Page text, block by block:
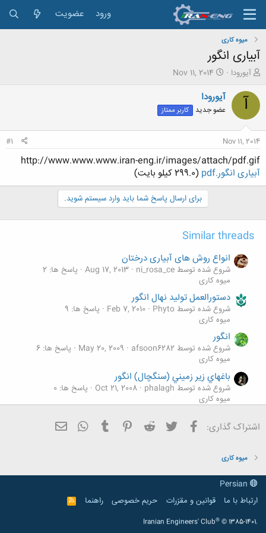
ورود عضویت
میوه کاری
آبیاری انگور
ش
و
ع
ک
ه
م
و
ض
آیورودا
ت
ر
ی
خ
ع
Nov 11, 2014
آ آیورودا
عضو جدید کاربر ممتاز
Nov 11, 2014
#1
http://www.www.www.iran-eng.ir/images/attach/pdf.gif
آبیاری انگور.pdf
(299.0 كيلو بايت)
برای ارسال پاسخ شما باید وارد سیستم شوید.
Similar threads
انواع روش های آبیاری درختان
شروع شده توسط ni_rosa_ce Aug 17, 2013 پاسخ ها: 2
میوه کاری
دستورالعمل توليد نهال انگور
شروع شده توسط Phyto Feb 7, 2010
پاسخ ها: 9
میوه کاری
انگور
شروع شده توسط afsoon6282 May 20, 2009
پاسخ ها: 6
میوه کاری
باغهاي زير زميني (سنگچال) انگور
شروع شده توسط phalagh Oct 21, 2008
پاسخ ها: 0
میوه کاری
اشتراک گذاری: فیسبوک تویتر Reddit
Pinterest
Tumblr
WhatsApp
میوه کاری
ارتباط با ما
قوانین و مقرّرات حریم خصوصی راهنما
R
S
Iranian Engineers' Club® © 1385-1401.